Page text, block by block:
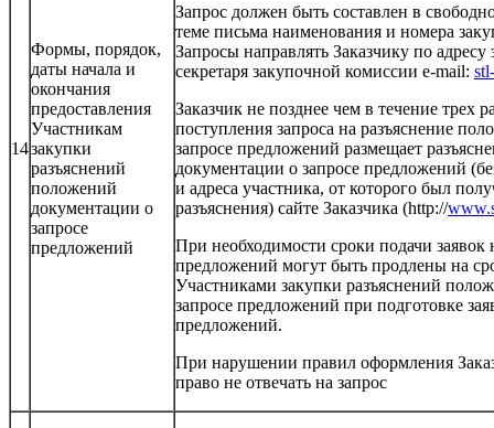
14
Формы, порядок,
даты начала и
окончания
предоставления
Участникам
закупки
разъяснений
положений
документации о
запросе
предложений
Запрос должен быть составлен в
теме письма наименования и номера
Запросы направлять Заказчику по
секретаря закупочной комиссии e-mail:
Заказчик не позднее чем в течение трех
поступления запроса на разъяснение
запросе предложений размещает
документации о запросе предложений
и адреса участника, от которого был
разъяснения) сайте Заказчика (http://
При необходимости сроки подачи заявок
предложений могут быть продлены на
Участниками закупки разъяснений
запросе предложений при подготовке
предложений.
При нарушении правил оформления
право не отвечать на запрос